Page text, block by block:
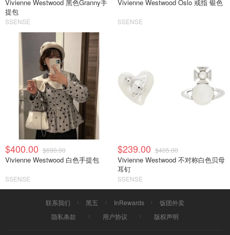
Vivienne Westwood 黑色Granny手
提包
SSENSE
Vivienne Westwood Oslo 戒指 银色
SSENSE
$400.00 $690.00
Vivienne Westwood 白色手提包
SSENSE
$239.00 $405.00
Vivienne Westwood 不对称白色贝母
耳钉
SSENSE
联系我们 黑五 InRewards
饭团外卖
隐私条款
用户协议 版权声明